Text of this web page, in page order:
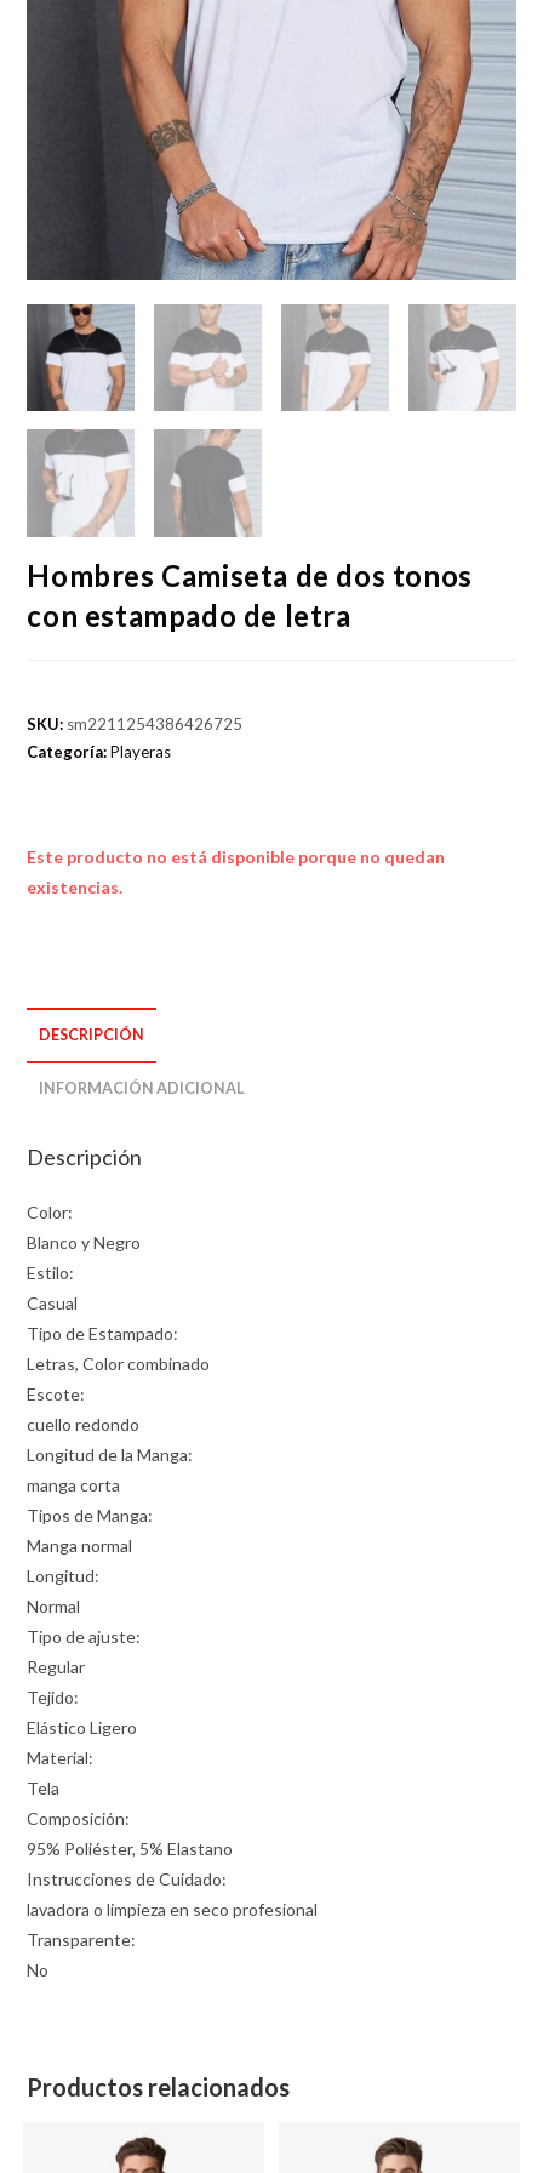
Hombres Camiseta de dos tonos
con estampado de letra
SKU: sm2211254386426725
Categoría:Playeras
Este producto no está disponible porque no quedan
existencias.
DESCRIPCIÓN
INFORMACIÓN ADICIONAL
Descripción
Color:
Blanco y Negro
Estilo:
Casual
Tipo de Estampado:
Letras, Color combinado
Escote:
cuello redondo
Longitud de la Manga:
manga corta
Tipos de Manga:
Manga normal
Longitud:
Normal
Tipo de ajuste:
Regular
Tejido:
Elástico Ligero
Material:
Tela
Composición:
95% Poliéster, 5% Elastano
Instrucciones de Cuidado:
lavadora o limpieza en seco profesional
Transparente:
No
Productos relacionados